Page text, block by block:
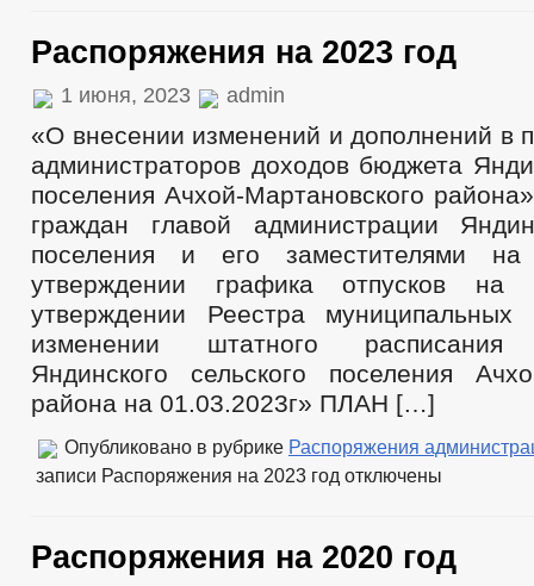
Распоряжения на 2023 год
1 июня, 2023 admin
«О внесении изменений и дополнений в
администраторов доходов бюджета
поселения Ачхой-Мартановского
граждан главой администрации
поселения и его заместителями
утверждении графика отпусков
утверждении Реестра
изменении штатного расписания
Яндинского сельского поселения
района на 01.03.2023г» ПЛАН […]
Опубликовано в рубрике Распоряжения
записи Распоряжения на 2023 год отключены
Распоряжения на 2020 год